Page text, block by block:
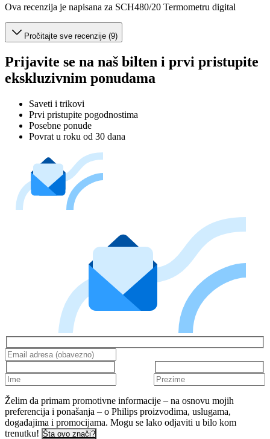
Ova recenzija je napisana za SCH480/20 Termometru digital
Pročitajte sve recenzije (9)
Prijavite se na naš bilten i prvi pristupite
ekskluzivnim ponudama
Saveti i trikovi
Prvi pristupite pogodnostima
Posebne ponude
Povrat u roku od 30 dana
Želim da primam promotivne informacije – na osnovu mojih
preferencija i ponašanja – o Philips proizvodima, uslugama,
događajima i promocijama. Mogu se lako odjaviti u bilo kom
trenutku! Šta ovo znači?